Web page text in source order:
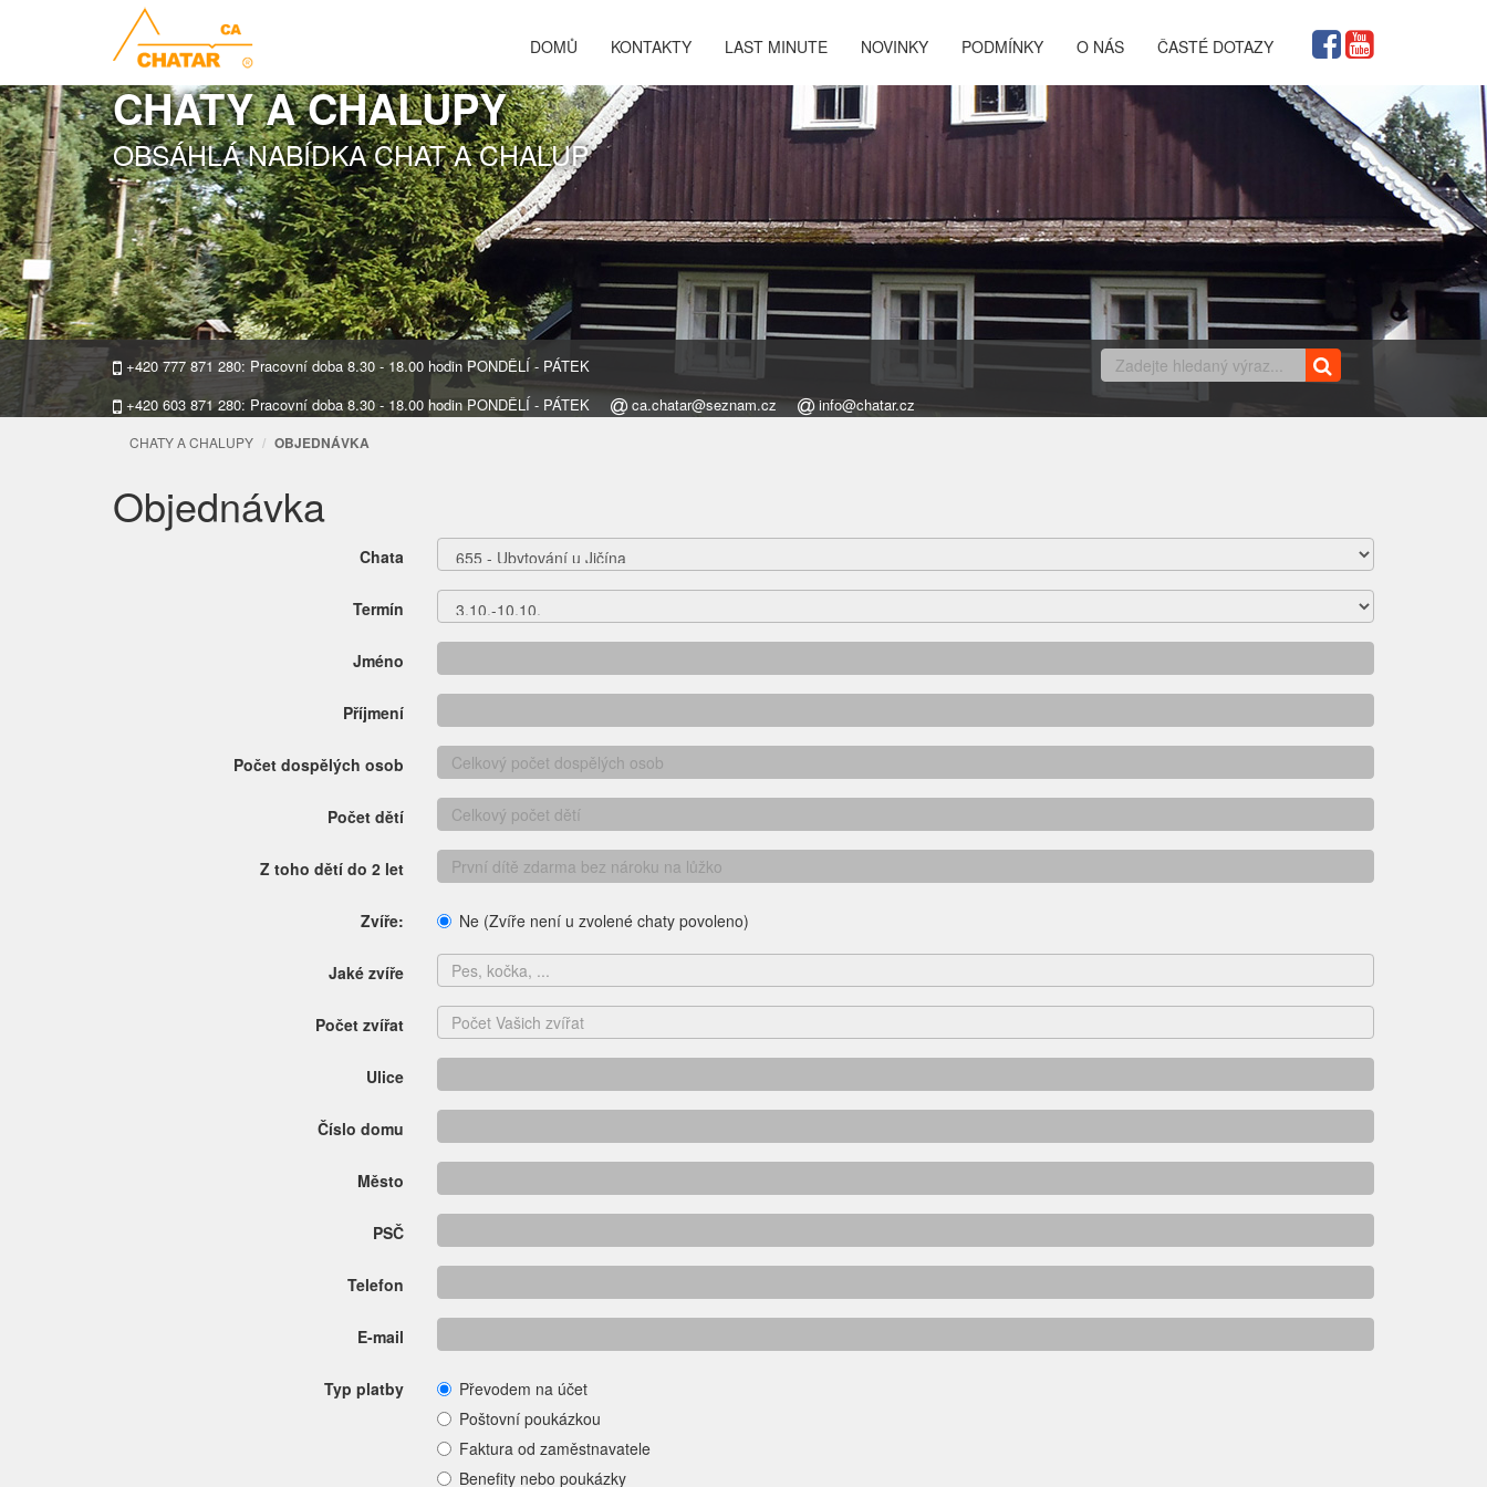
DOMŮ KONTAKTY LAST MINUTE NOVINKY PODMÍNKY O NÁS ČASTÉ DOTAZY
CHATY A CHALUPY
OBSÁHLÁ NABÍDKA CHAT A CHALUP
+420 777 871 280: Pracovní doba 8.30 - 18.00 hodin PONDĚLÍ - PÁTEK
+420 603 871 280: Pracovní doba 8.30 - 18.00 hodin PONDĚLÍ - PÁTEK
ca.chatar@seznam.cz info@chatar.cz
CHATY A CHALUPY OBJEDNÁVKA
Objednávka
Chata
Termín
Jméno
Příjmení
Počet dospělých osob
Počet dětí
Z toho dětí do 2 let
Zvíře: Ne (Zvíře není u zvolené chaty povoleno)
Jaké zvíře
Počet zvířat
Ulice
Číslo domu
Město
PSČ
Telefon
E-mail
Typ platby
Převodem na účet
Poštovní poukázkou
Faktura od zaměstnavatele
Benefity nebo poukázky